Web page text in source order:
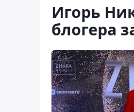
Игорь
блогера